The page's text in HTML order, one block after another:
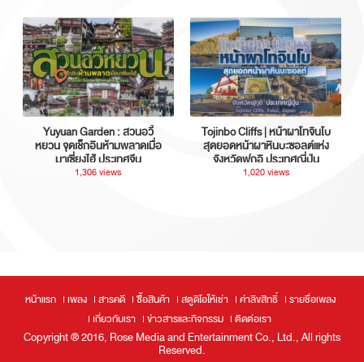
Yuyuan Garden : สวนอวี้
หยวน จุดเช็กอินห้ามพลาดเมื่อ
มาเซี่ยงไฮ้ ประเทศจีน
1,306 views
Tojinbo Cliffs | หน้าผาโทจินโบ
สุดยอดหน้าผาหินบะซอลต์แห่ง
จังหวัดฟุกุอิ ประเทศญี่ปุ่น
1,020 views
หน้าแรก เพลง สารคดี ซื้อสินค้า สตูดิโอให้เช่า ค่าลิขสิทธิ์
รายชื่อเพลง
เกี่ยวกับเรา
ข่าวสารและกิจกรรม ติดต่อเรา
Copyright ® 2016, Rose Media and Entertainment Co., Ltd., All rights
Reserved.